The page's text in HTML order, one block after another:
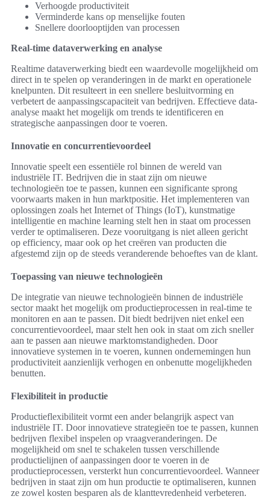
Verhoogde productiviteit
Verminderde kans op menselijke fouten
Snellere doorlooptijden van processen
Real-time dataverwerking en analyse
Realtime dataverwerking biedt een waardevolle mogelijkheid om
direct in te spelen op veranderingen in de markt en operationele
knelpunten. Dit resulteert in een snellere besluitvorming en
verbetert de aanpassingscapaciteit van bedrijven. Effectieve data-
analyse maakt het mogelijk om trends te identificeren en
strategische aanpassingen door te voeren.
Innovatie en concurrentievoordeel
Innovatie speelt een essentiële rol binnen de wereld van
industriële IT. Bedrijven die in staat zijn om nieuwe
technologieën toe te passen, kunnen een significante sprong
voorwaarts maken in hun marktpositie. Het implementeren van
oplossingen zoals het Internet of Things (IoT), kunstmatige
intelligentie en machine learning stelt hen in staat om processen
verder te optimaliseren. Deze vooruitgang is niet alleen gericht
op efficiency, maar ook op het creëren van producten die
afgestemd zijn op de steeds veranderende behoeftes van de klant.
Toepassing van nieuwe technologieën
De integratie van nieuwe technologieën binnen de industriële
sector maakt het mogelijk om productieprocessen in real-time te
monitoren en aan te passen. Dit biedt bedrijven niet enkel een
concurrentievoordeel, maar stelt hen ook in staat om zich sneller
aan te passen aan nieuwe marktomstandigheden. Door
innovatieve systemen in te voeren, kunnen ondernemingen hun
productiviteit aanzienlijk verhogen en onbenutte mogelijkheden
benutten.
Flexibiliteit in productie
Productieflexibiliteit vormt een ander belangrijk aspect van
industriële IT. Door innovatieve strategieën toe te passen, kunnen
bedrijven flexibel inspelen op vraagveranderingen. De
mogelijkheid om snel te schakelen tussen verschillende
productielijnen of aanpassingen door te voeren in de
productieprocessen, versterkt hun concurrentievoordeel. Wanneer
bedrijven in staat zijn om hun productie te optimaliseren, kunnen
ze zowel kosten besparen als de klanttevredenheid verbeteren.